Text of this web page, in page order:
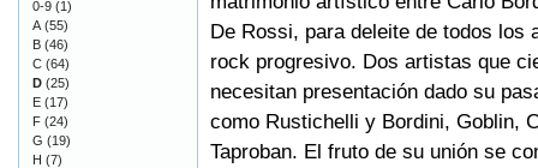
De Rossi, para deleite de todos los
rock progresivo. Dos artistas que
necesitan presentación dado su
como Rustichelli y Bordini, Goblin,
Taproban. El fruto de su unión se
0-9 (1)
A (55)
B (46)
C (64)
D (25)
E (17)
F (24)
G (19)
H (7)